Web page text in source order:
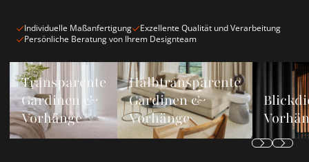
Individuelle Maßanfertigung
Exzellente Qualität und Verarbeitung
Persönliche Beratung von Ihrem Designteam
Transparente Gardinen &amp; Vorhänge ansehen
Transparente
Gardinen &
Vorhänge
Halbtransparente Gardinen &amp;
Halbtransparente
Gardinen &
Vorhänge